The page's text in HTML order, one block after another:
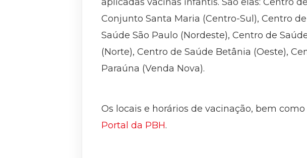
Conjunto Santa Maria (Centro-Sul), Centro
Saúde São Paulo (Nordeste), Centro de
(Norte), Centro de Saúde Betânia (Oeste),
Paraúna (Venda Nova).
Os locais e horários de vacinação, bem
Portal da PBH.